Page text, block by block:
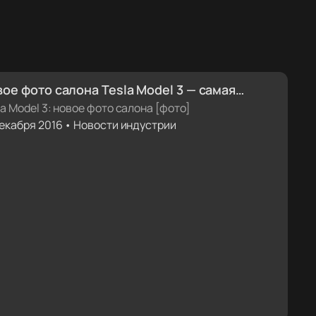
фото салона Tesla Model 3 — самая
фотография интерьера на
день [фото]
Model 3: новое фото салона [фото]
2016 • Новости индустрии